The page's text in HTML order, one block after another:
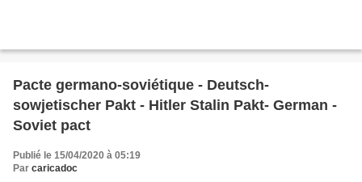
Pacte germano-soviétique - Deutsch-
sowjetischer Pakt - Hitler Stalin Pakt- German -
Soviet pact
Publié le 15/04/2020 à 05:19
Par caricadoc